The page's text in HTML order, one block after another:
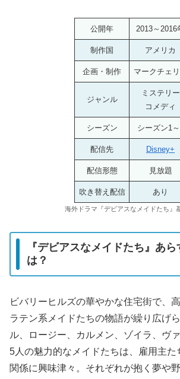
公開年 2013～2016
制作国 アメリカ
企画・制作 マークチェ
ジャンル
ミステリー
コメディ
シーズン シーズン1
配信先 Disney+
配信形態 見放題
吹き替え配信 あり
海外ドラマ『デビアスなメイドたち』
『デビアスなメイドたち』あ
は？
ビバリーヒルズの華やかな住宅街で、
ラテン系メイドたちの物語が繰り広げ
ル、ロージー、カルメン、ゾイラ、ヴ
5人の魅力的なメイドたちは、雇用主た
関係に興味津々。それぞれが抱く夢や